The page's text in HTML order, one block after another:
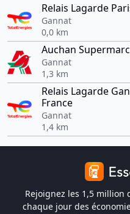
Relais Lagarde
Gannat
0,0 km
Auchan
Gannat
1,3 km
Relais Lagarde
France
Gannat
1,4 km
Rejoignez les 1,5
chaque jour des